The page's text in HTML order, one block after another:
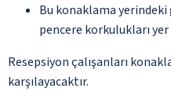
Bu konaklama
pencere korkulukları
Resepsiyon çalışanları
karşılayacaktır.